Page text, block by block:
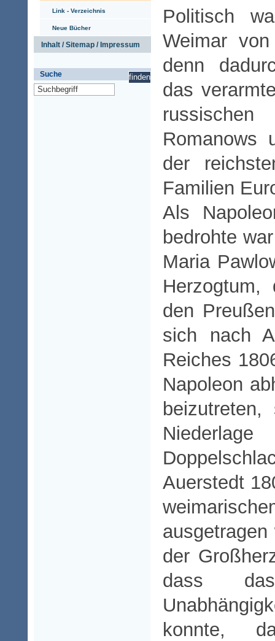
Link - Verzeichnis
Neue Bücher
Inhalt / Sitemap / Impressum
Suche
Politisch
Weimar
denn
das
russischen
Romanows
der
Familien
Als
bedrohte
Maria
den
sich nach
Reiches
Napoleon
Auerstedt
der
dass
konnte,